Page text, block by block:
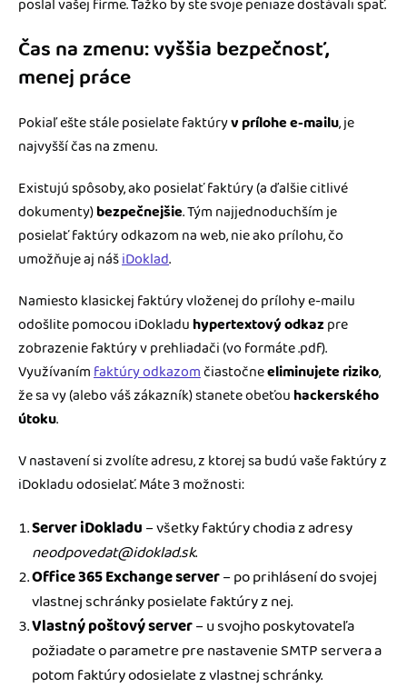
poslal vašej firme. Ťažko by ste svoje peniaze dostávali späť.
Čas na zmenu: vyššia bezpečnosť,
menej práce
Pokiaľ ešte stále posielate faktúryv prílohe e-mailu, je
najvyšší čas na zmenu.
Existujú spôsoby, ako posielať faktúry (a ďalšie citlivé
dokumenty)bezpečnejšie. Tým najjednoduchším je
posielať faktúry odkazom na web, nie ako prílohu, čo
umožňuje aj nášiDoklad.
Namiesto klasickej faktúry vloženej do prílohy e-mailu
odošlite pomocou iDokladu hypertextový odkazpre
zobrazenie faktúry v prehliadači (vo formáte .pdf).
Využívanímfaktúry odkazomčiastočneeliminujete riziko,
že sa vy (alebo váš zákazník) stanete obeťou hackerského
útoku.
V nastavení si zvolíte adresu, z ktorej sa budú vaše faktúry z
iDokladu odosielať. Máte 3 možnosti:
Server iDokladu– všetky faktúry chodia z adresy
neodpovedat@idoklad.sk.
Office 365 Exchange server– po prihlásení do svojej
vlastnej schránky posielate faktúry z nej.
Vlastný poštový server– u svojho poskytovateľa
požiadate o parametre pre nastavenie SMTP servera a
potom faktúry odosielate z vlastnej schránky.